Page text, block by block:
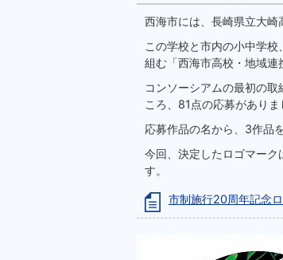
西海市には、長崎県立大崎
この学校と市内の小中学
組む「西海市高校・地域連
コンソーシアムの最初の
ころ、81点の応募がありま
応募作品の名から、3作品
今回、決定したロゴマー
す。
市制施行20周年記念